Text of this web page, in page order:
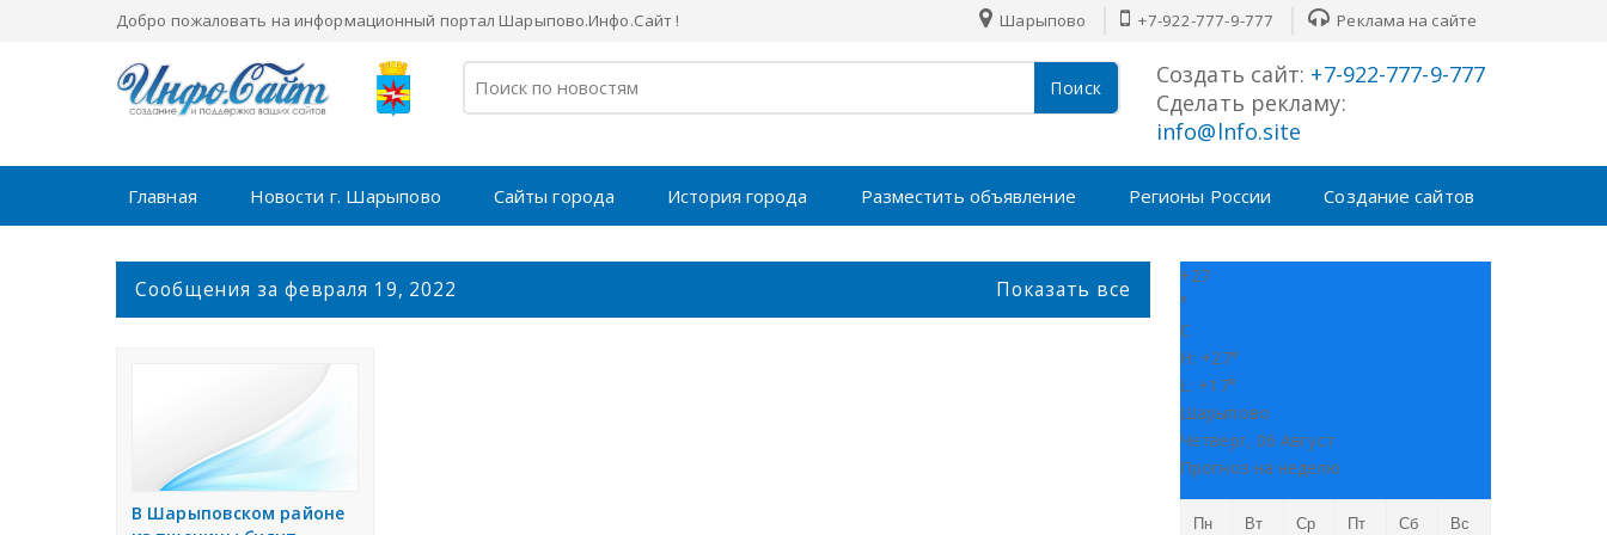
Добро пожаловать на информационный портал Шарыпово.Инфо.Сайт ! Шарыпово +7-922-777-9-777 Реклама на сайте
Поиск Создать сайт: +7-922-777-9-777
Сделать рекламу:
info@lnfo.site
Главная Новости г. Шарыпово Сайты города История города Разместить объявление Регионы России Создание сайтов
Сообщения за февраля 19, 2022 Показать все
В Шарыповском районе
+27
°
C
H: +27°
L: +17°
Шарыпово
Четверг, 06 Август
Прогноз на неделю
Пн Вт Ср Пт Сб Вс